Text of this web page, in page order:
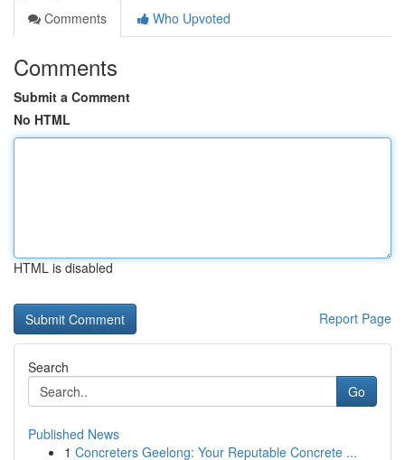
Comments
Who Upvoted
Comments
Submit a Comment
No HTML
HTML is disabled
Report Page
Search
Go
Published News
1 Concreters Geelong: Your Reputable Concrete ...